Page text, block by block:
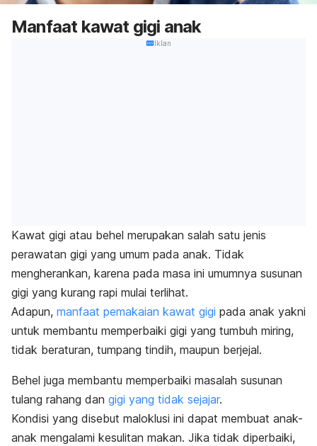
Manfaat kawat gigi anak
Iklan
Kawat gigi atau behel merupakan salah satu jenis
perawatan gigi yang umum pada anak. Tidak
mengherankan, karena pada masa ini umumnya susunan
gigi yang kurang rapi mulai terlihat.
Adapun, manfaat pemakaian kawat gigi pada anak yakni
untuk membantu memperbaiki gigi yang tumbuh miring,
tidak beraturan, tumpang tindih, maupun berjejal.
Behel juga membantu memperbaiki masalah susunan
tulang rahang dan gigi yang tidak sejajar.
Kondisi yang disebut maloklusi ini dapat membuat anak-
anak mengalami kesulitan makan. Jika tidak diperbaiki,